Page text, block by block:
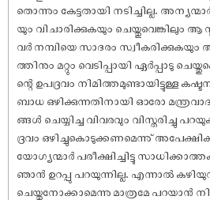
തൊന്നും കേട്ടതായി നടിച്ചില്ല.
യും വിചാരിക്കുകയും ചെയ്തുവെങ്കിലും ആ
വർ നമ്പിയെ സാദരം
ത്തിനും മറ്റും വെടിപ്പായി ഏർപ്പാടു
ന്റെ ഉപദ്രവം നിമിത്തമുണ്ടായിട്ടുള്ള
ബാധ ഒഴിക്കുന്നതിനായി ഓരോ
ങ്ങൾ ചെയ്യിച്ച വിവരവും വിസ്തരിച്ചു
ദ്രവം ഒഴിച്ചുകൊടുക്കണമെന്നു്
യോഗ്യന്മാർ പരീക്ഷിച്ചിട്ടു
ഞാൻ ഉറപ്പു പറയുന്നില്ല. എന്നാൽ
ചെയ്തുനോക്കാമെന്നു മാത്രമേ പറയാൻ